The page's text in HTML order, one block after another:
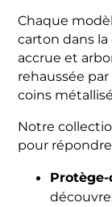
Chaque
carton dans
accrue et
rehaussée
coins
Notre
pour